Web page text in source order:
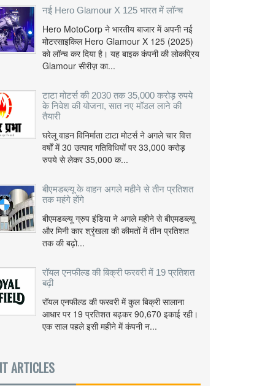
नई Hero Glamour X 125 भारत में लॉन्च
Hero MotoCorp ने भारतीय बाजार में अपनी नई
मोटरसाइकिल Hero Glamour X 125 (2025)
को लॉन्च कर दिया है। यह बाइक कंपनी की लोकप्रिय
Glamour सीरीज़ का...
टाटा मोटर्स की 2030 तक 35,000 करोड़ रुपये
के निवेश की योजना, सात नए मॉडल लाने की
तैयारी
घरेलू वाहन विनिर्माता टाटा मोटर्स ने अगले चार वित्त
वर्षों में 30 उत्पाद गतिविधियों पर 33,000 करोड़
रुपये से लेकर 35,000 क...
बीएमडब्ल्यू के वाहन अगले महीने से तीन प्रतिशत
तक महंगे होंगे
बीएमडब्ल्यू ग्रुप इंडिया ने अगले महीने से बीएमडब्ल्यू
और मिनी कार श्रृंखला की कीमतों में तीन प्रतिशत
तक की बढ़ो...
रॉयल एनफील्ड की बिक्री फरवरी में 19 प्रतिशत
बढ़ी
रॉयल एनफील्ड की फरवरी में कुल बिक्री सालाना
आधार पर 19 प्रतिशत बढ़कर 90,670 इकाई रही।
एक साल पहले इसी महीने में कंपनी न...
ARTICLES